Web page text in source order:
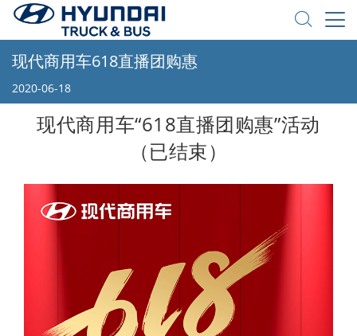
现代商用车618直播团购惠
2020-06-18
现代商用车“618直播团购惠”活动
（已结束）